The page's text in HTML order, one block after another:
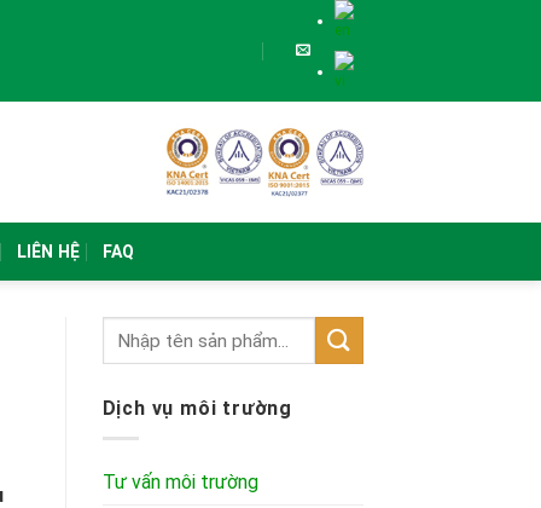
LIÊN HỆ FAQ
Dịch vụ môi trường
Tư vấn môi trường